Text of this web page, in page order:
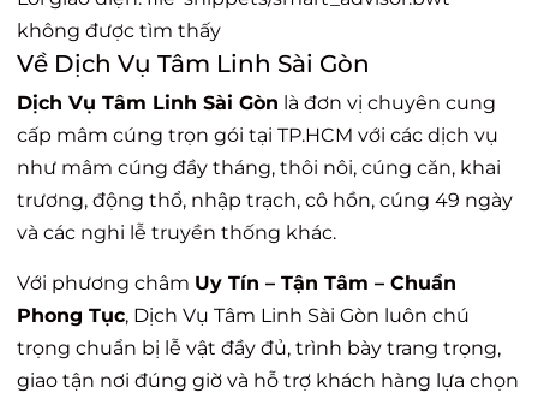
không được tìm thấy
Về Dịch Vụ Tâm Linh Sài Gòn
Dịch Vụ Tâm Linh Sài Gòn là đơn vị chuyên cung
cấp mâm cúng trọn gói tại TP.HCM với các dịch vụ
như mâm cúng đầy tháng, thôi nôi, cúng căn, khai
trương, động thổ, nhập trạch, cô hồn, cúng 49 ngày
và các nghi lễ truyền thống khác.
Với phương châm Uy Tín – Tận Tâm – Chuẩn
Phong Tục, Dịch Vụ Tâm Linh Sài Gòn luôn chú
trọng chuẩn bị lễ vật đầy đủ, trình bày trang trọng,
giao tận nơi đúng giờ và hỗ trợ khách hàng lựa chọn